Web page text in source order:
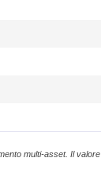
multi-asset. Il valore